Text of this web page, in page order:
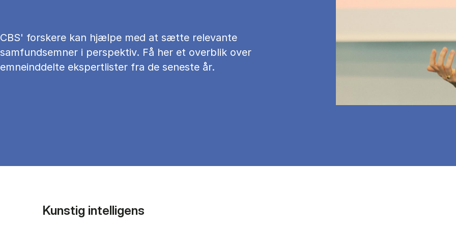
CBS' forskere kan hjælpe med at sætte relevante
samfundsemner i perspektiv. Få her et overblik over
emneinddelte ekspertlister fra de seneste år.
Kunstig intelligens